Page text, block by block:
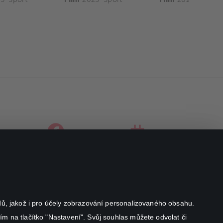
jakož i pro účely zobrazování personalizovaného obsahu.
na tlačítko "Nastavení". Svůj souhlas můžete odvolat či
facebookinstagram